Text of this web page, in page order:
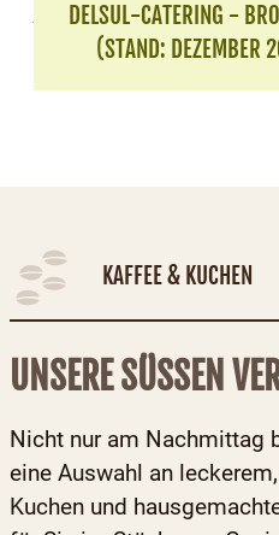
DELSUL-CATERING -
(STAND: DEZEMBER
KAFFEE & KUCHEN
UNSERE SÜSSEN
Nicht nur am Nachmittag
eine Auswahl an
Kuchen und